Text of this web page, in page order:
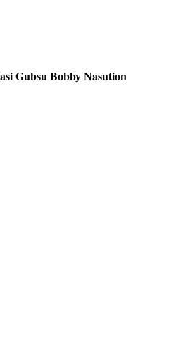
Gubsu Bobby Nasution